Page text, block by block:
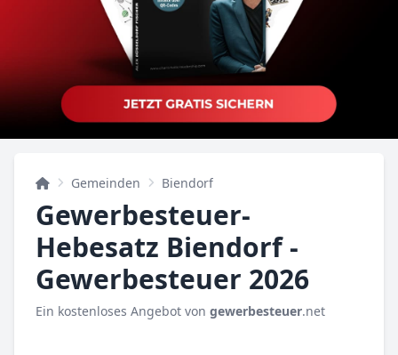
Gemeinden Biendorf
Gewerbesteuer-
Hebesatz Biendorf -
Gewerbesteuer 2026
Ein kostenloses Angebot von gewerbesteuer.net